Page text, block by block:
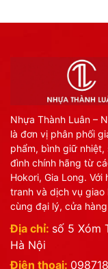
Nhựa Thành Luân –
là đơn vị phân phối
phẩm, bình giữ
đình chính hãng từ
Hokori, Gia Long.
tranh và dịch vụ
cùng đại lý, cửa
Địa chỉ: số 5 Xóm
Hà Nội
Điện thoại: